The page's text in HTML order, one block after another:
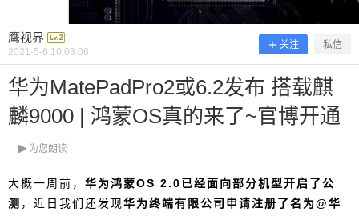
鹰视界
2021-5-6 10:03:06
关注 私信
华为MatePadPro2或6.2发布 搭载麒
麟9000 | 鸿蒙OS真的来了~官博开通
为您朗读
大概一周前， 华为鸿蒙OS 2.0已经面向部分机型开启了公
测 ，近日我们还发现华为终端有限公司申请注册了名为@华
华为MatePadPro2或6.2发布 搭载麒麟
9000 | 鸿蒙OS真的来了~官博开通
大概一周前，华为鸿蒙OS 2.0已经面向部分机型开